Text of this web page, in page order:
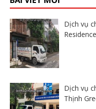
Dịch vụ
Dịch vụ
Thịnh